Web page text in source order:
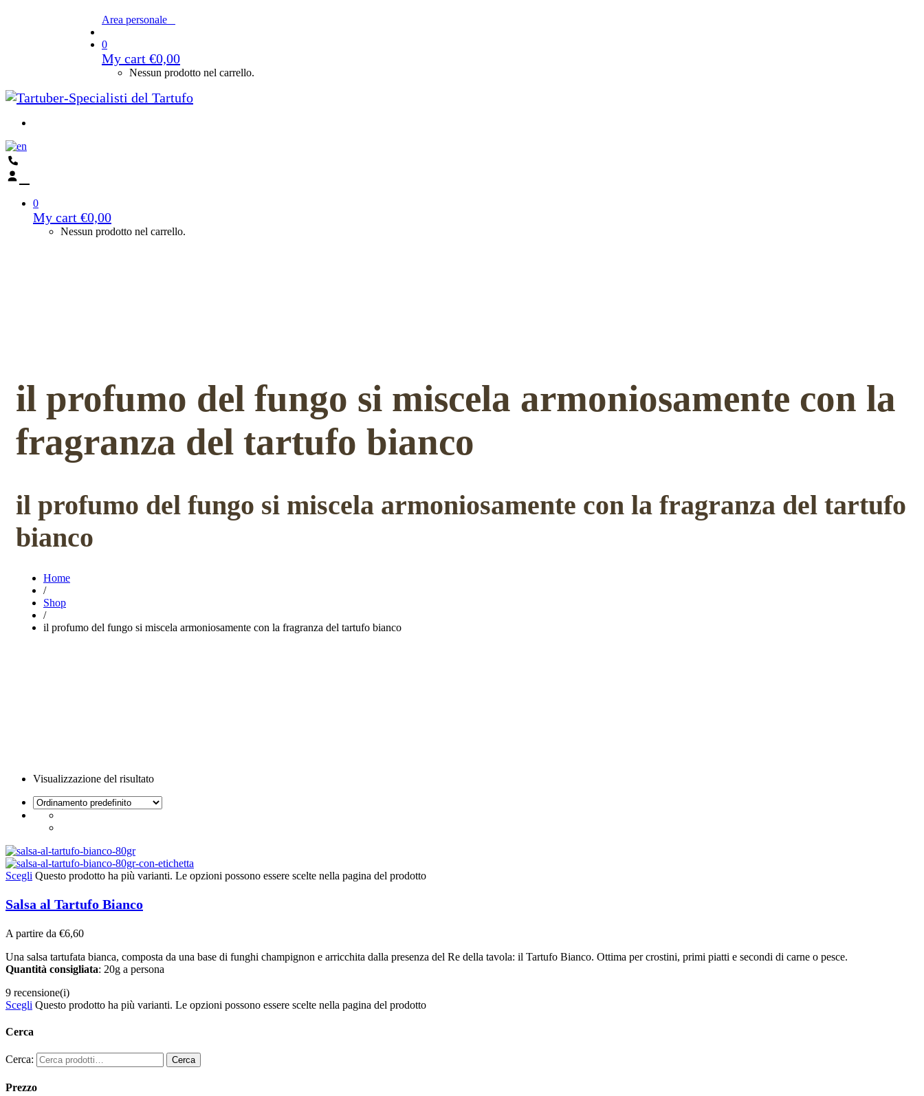
Area personale
0
My cart €0,00
Nessun prodotto nel carrello.
0
My cart €0,00
Nessun prodotto nel carrello.
il profumo del fungo si miscela armoniosamente con la
fragranza del tartufo bianco
il profumo del fungo si miscela armoniosamente con la fragranza del tartufo
bianco
Home
/
Shop
/
il profumo del fungo si miscela armoniosamente con la fragranza del tartufo bianco
Visualizzazione del risultato
Scegli Questo prodotto ha più varianti. Le opzioni possono essere scelte nella pagina del prodotto
Salsa al Tartufo Bianco
A partire da €6,60
Una salsa tartufata bianca, composta da una base di funghi champignon e arricchita dalla presenza del Re della tavola: il Tartufo Bianco. Ottima per crostini, primi piatti e secondi di carne o pesce.
Quantità consigliata: 20g a persona
9 recensione(i)
Scegli Questo prodotto ha più varianti. Le opzioni possono essere scelte nella pagina del prodotto
Cerca
Cerca: Cerca
Prezzo